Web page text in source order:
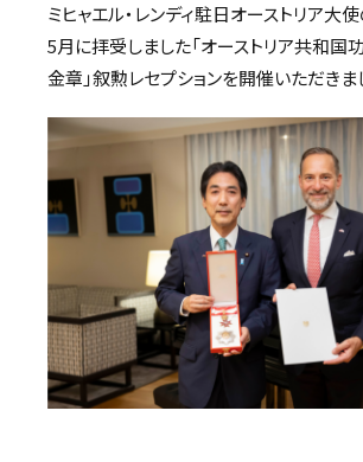
ミヒャエル・レンディ駐日オーストリア大
5月に拝受しました「オーストリア共和国
金章」叙勲レセプションを開催いただきま